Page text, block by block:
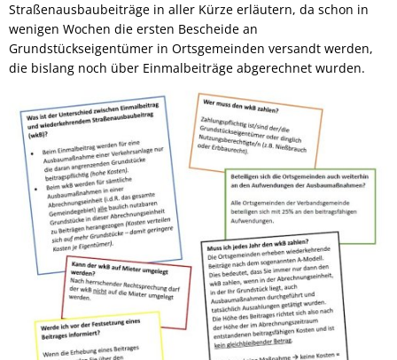
Straßenausbaubeiträge in aller Kürze erläutern, da schon in
wenigen Wochen die ersten Bescheide an
Grundstückseigentümer in Ortsgemeinden versandt werden,
die bislang noch über Einmalbeiträge abgerechnet wurden.